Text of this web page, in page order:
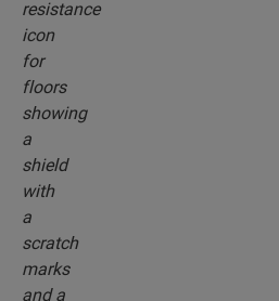
strato assicura una